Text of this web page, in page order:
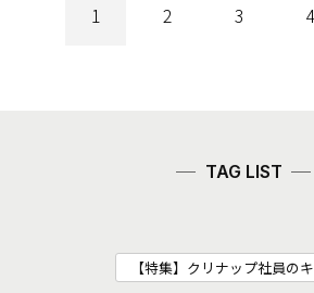
1 2 3 4
TAG LIST
【特集】クリナップ社員の